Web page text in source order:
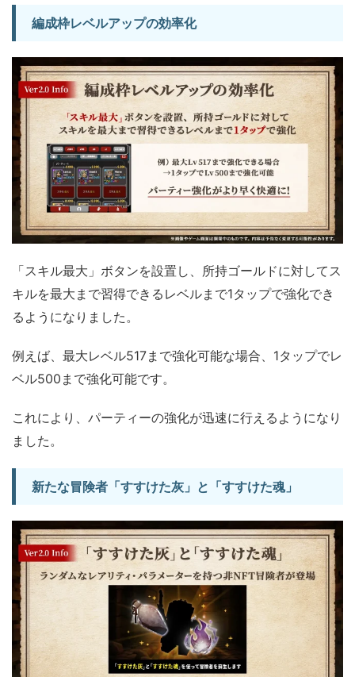
編成枠レベルアップの効率化
「スキル最大」ボタンを設置し、所持ゴールドに対してス
キルを最大まで習得できるレベルまで1タップで強化でき
るようになりました。
例えば、最大レベル517まで強化可能な場合、1タップでレ
ベル500まで強化可能です。
これにより、パーティーの強化が迅速に行えるようになり
ました。
新たな冒険者「すすけた灰」と「すすけた魂」